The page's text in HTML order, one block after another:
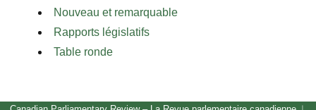
Nouveau et remarquable
Rapports législatifs
Table ronde